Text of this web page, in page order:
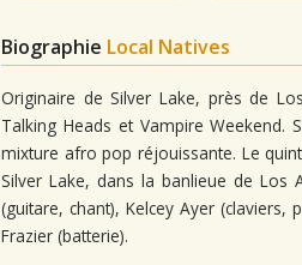
Biographie Local Natives
Originaire de Silver Lake, près de
Talking Heads et Vampire
mixture afro pop réjouissante. Le
Silver Lake, dans la banlieue de Los
(guitare, chant), Kelcey Ayer (claviers,
Frazier (batterie).